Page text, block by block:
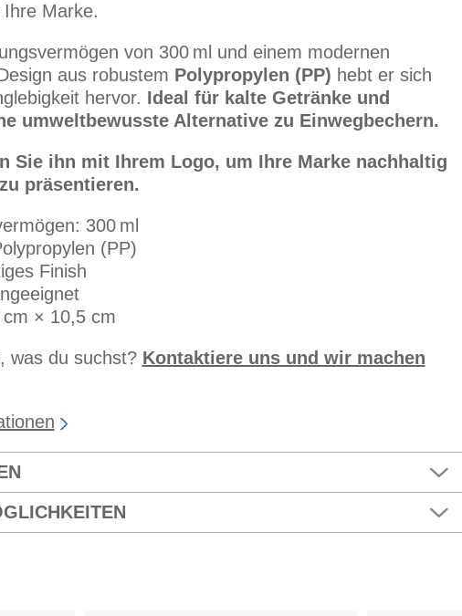
Marke.
von 300 ml und einem modernen
aus robustem Polypropylen (PP) hebt er sich
hervor. Ideal für kalte Getränke und
umweltbewusste Alternative zu Einwegbechern.
Sie ihn mit Ihrem Logo, um Ihre Marke nachhaltig
präsentieren.
300 ml
(PP)
Finish
× 10,5 cm
was du suchst? Kontaktiere uns und wir machen